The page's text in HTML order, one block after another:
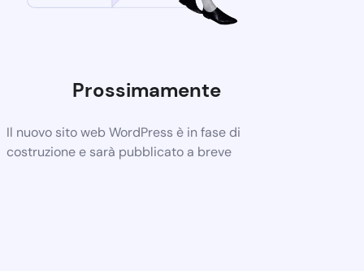
Prossimamente
Il nuovo sito web WordPress è in fase di
costruzione e sarà pubblicato a breve